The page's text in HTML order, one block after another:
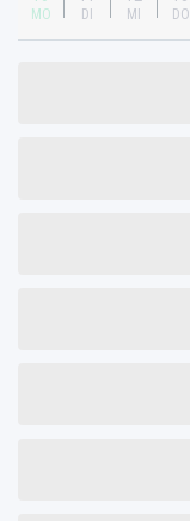
MO DI MI DO